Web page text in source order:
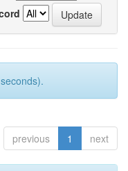
previous 1 next